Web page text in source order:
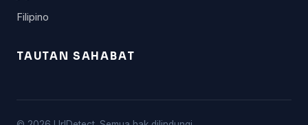
Filipino
TAUTAN SAHABAT